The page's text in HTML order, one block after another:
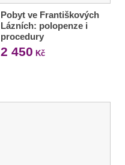
Pobyt ve Františkových
Lázních: polopenze i
procedury
2 450 Kč